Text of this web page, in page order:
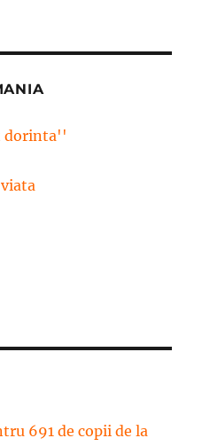
dorinta''
691 de copii de la